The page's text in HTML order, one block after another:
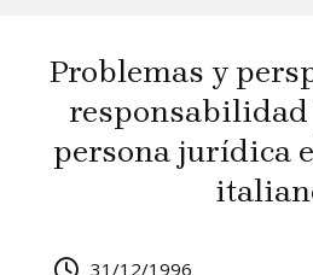
Problemas y
responsabilidad
persona jurídica
31/12/1996